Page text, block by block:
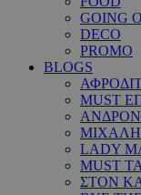
GOING
DECO
PROMO
BLOGS
MUST
LADY
MUST
ΣΤΟΝ